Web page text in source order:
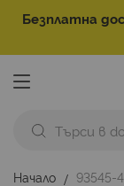
Безплатна
Начало
93545-